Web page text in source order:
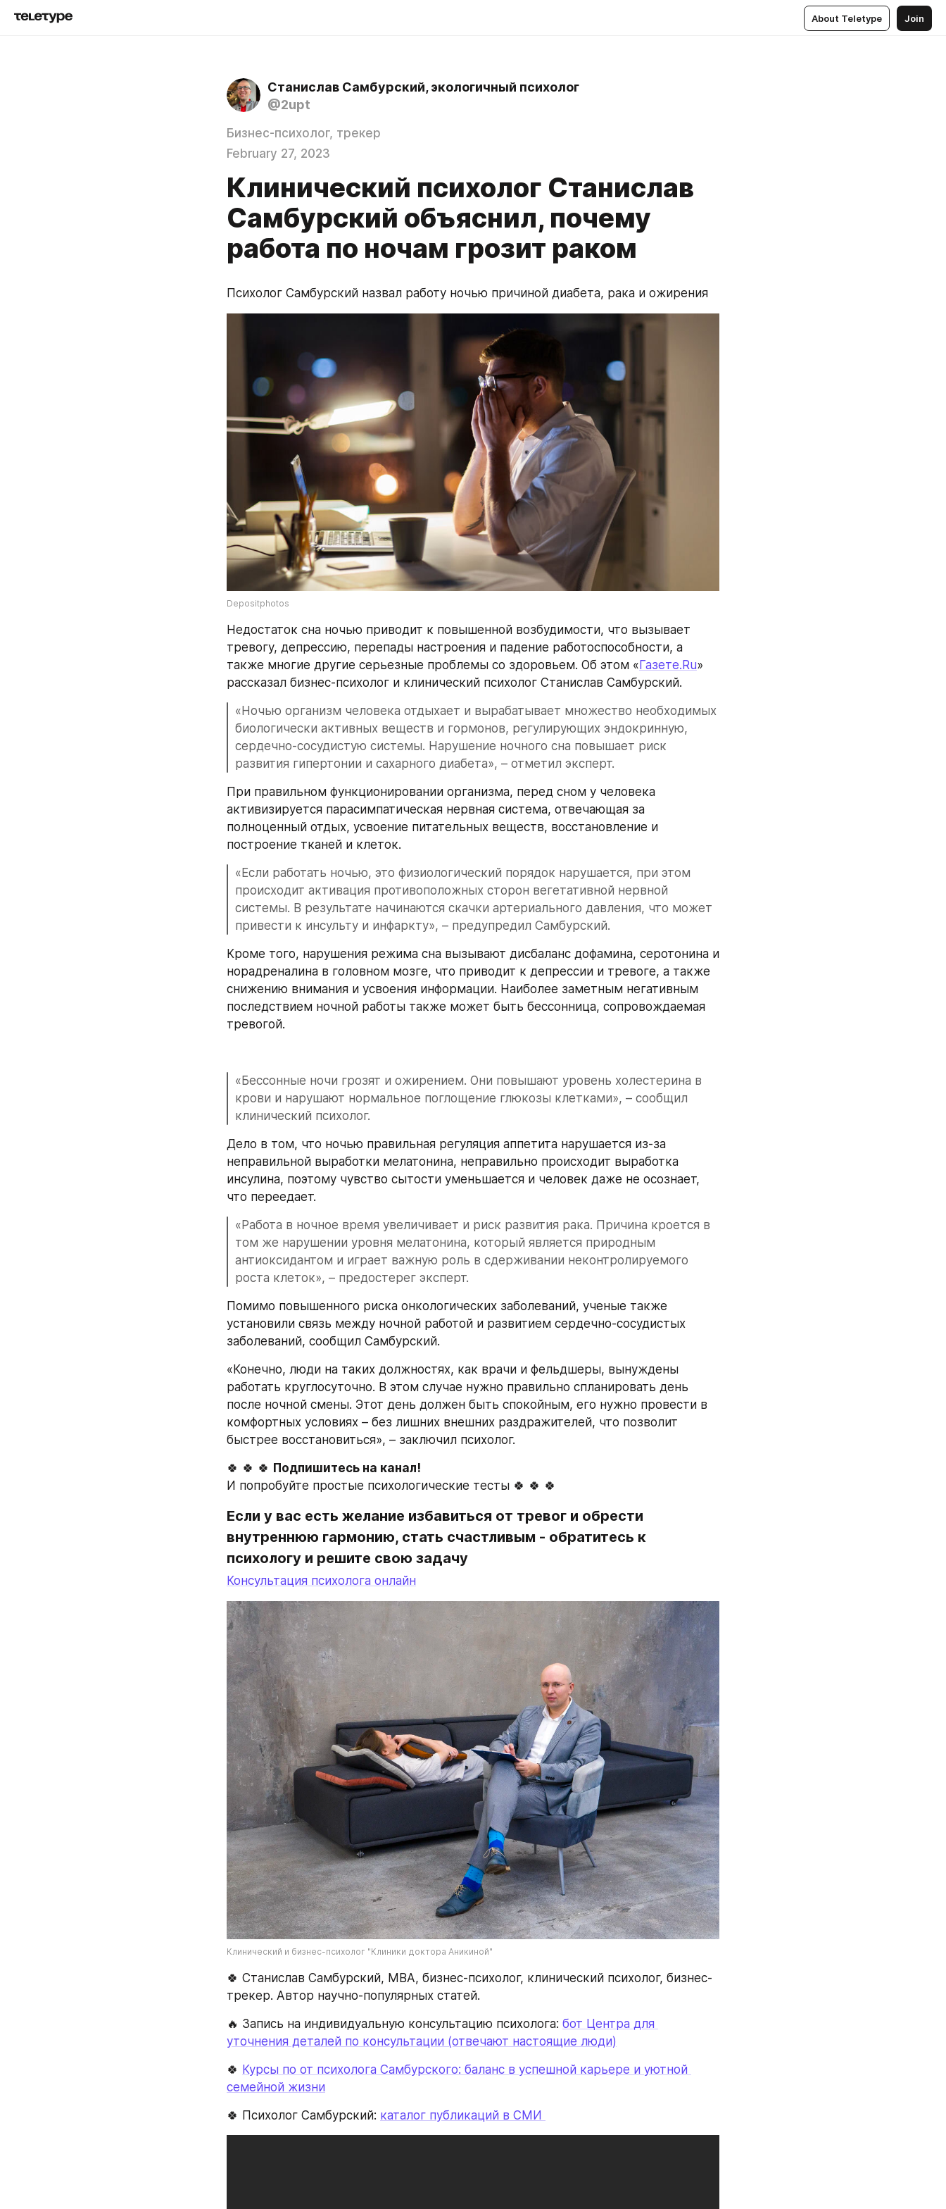
About Teletype Join
Станислав Самбурский, экологичный психолог
@2upt
Бизнес-психолог, трекер
February 27, 2023
Клинический психолог Станислав
Самбурский объяснил, почему
работа по ночам грозит раком
Психолог Самбурский назвал работу ночью причиной диабета, рака и ожирения
Depositphotos
Недостаток сна ночью приводит к повышенной возбудимости, что вызывает
тревогу, депрессию, перепады настроения и падение работоспособности, а
также многие другие серьезные проблемы со здоровьем. Об этом «Газете.Ru»
рассказал бизнес-психолог и клинический психолог Станислав Самбурский.
«Ночью организм человека отдыхает и вырабатывает множество необходимых
биологически активных веществ и гормонов, регулирующих эндокринную,
сердечно-сосудистую системы. Нарушение ночного сна повышает риск
развития гипертонии и сахарного диабета», – отметил эксперт.
При правильном функционировании организма, перед сном у человека
активизируется парасимпатическая нервная система, отвечающая за
полноценный отдых, усвоение питательных веществ, восстановление и
построение тканей и клеток.
«Если работать ночью, это физиологический порядок нарушается, при этом
происходит активация противоположных сторон вегетативной нервной
системы. В результате начинаются скачки артериального давления, что может
привести к инсульту и инфаркту», – предупредил Самбурский.
Кроме того, нарушения режима сна вызывают дисбаланс дофамина, серотонина и
норадреналина в головном мозге, что приводит к депрессии и тревоге, а также
снижению внимания и усвоения информации. Наиболее заметным негативным
последствием ночной работы также может быть бессонница, сопровождаемая
тревогой.
«Бессонные ночи грозят и ожирением. Они повышают уровень холестерина в
крови и нарушают нормальное поглощение глюкозы клетками», – сообщил
клинический психолог.
Дело в том, что ночью правильная регуляция аппетита нарушается из-за
неправильной выработки мелатонина, неправильно происходит выработка
инсулина, поэтому чувство сытости уменьшается и человек даже не осознает,
что переедает.
«Работа в ночное время увеличивает и риск развития рака. Причина кроется в
том же нарушении уровня мелатонина, который является природным
антиоксидантом и играет важную роль в сдерживании неконтролируемого
роста клеток», – предостерег эксперт.
Помимо повышенного риска онкологических заболеваний, ученые также
установили связь между ночной работой и развитием сердечно-сосудистых
заболеваний, сообщил Самбурский.
«Конечно, люди на таких должностях, как врачи и фельдшеры, вынуждены
работать круглосуточно. В этом случае нужно правильно спланировать день
после ночной смены. Этот день должен быть спокойным, его нужно провести в
комфортных условиях – без лишних внешних раздражителей, что позволит
быстрее восстановиться», – заключил психолог.
🍀 🍀 🍀 Подпишитесь на канал!
И попробуйте простые психологические тесты 🍀 🍀 🍀
Если у вас есть желание избавиться от тревог и обрести
внутреннюю гармонию, стать счастливым - обратитесь к
психологу и решите свою задачу
Консультация психолога онлайн
Клинический и бизнес-психолог "Клиники доктора Аникиной"
🍀 Станислав Самбурский, МВА, бизнес-психолог, клинический психолог, бизнес-
трекер. Автор научно-популярных статей.
🔥 Запись на индивидуальную консультацию психолога: бот Центра для
уточнения деталей по консультации (отвечают настоящие люди)
🍀 Курсы по от психолога Самбурского: баланс в успешной карьере и уютной
семейной жизни
🍀 Психолог Самбурский: каталог публикаций в СМИ